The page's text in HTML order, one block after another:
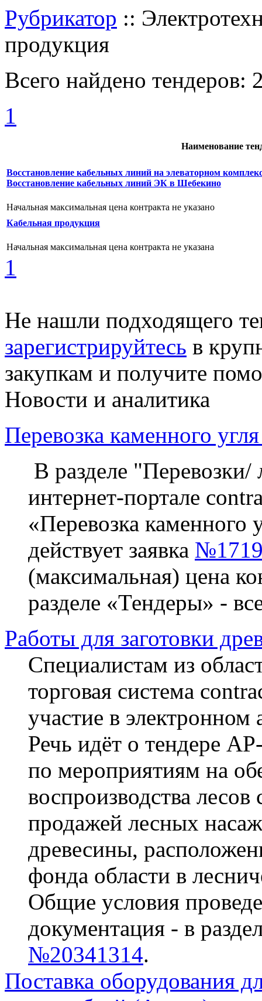
Рубрикатор ::
продукция
Всего найдено тендеров:
1
Наименование
Восстановление кабельных линий на элеваторном
Восстановление кабельных линий ЭК в Шебекино
Начальная максимальная цена контракта не указано
Кабельная продукция
Начальная максимальная цена контракта не указана
1
Не нашли подходящего
зарегистрируйтесь в
закупкам и получите
Новости и аналитика
Перевозка каменного
В разделе
интернет-портале
«Перевозка каменного
действует заявка
(максимальная) цена
разделе «Тендеры» -
Работы для заготовки
Специалистам из
торговая система
участие в
Речь идёт о тендере
по мероприятиям на
воспроизводства
продажей лесных
древесины,
фонда области в
Общие условия
документация - в
№20341314.
Поставка оборудования